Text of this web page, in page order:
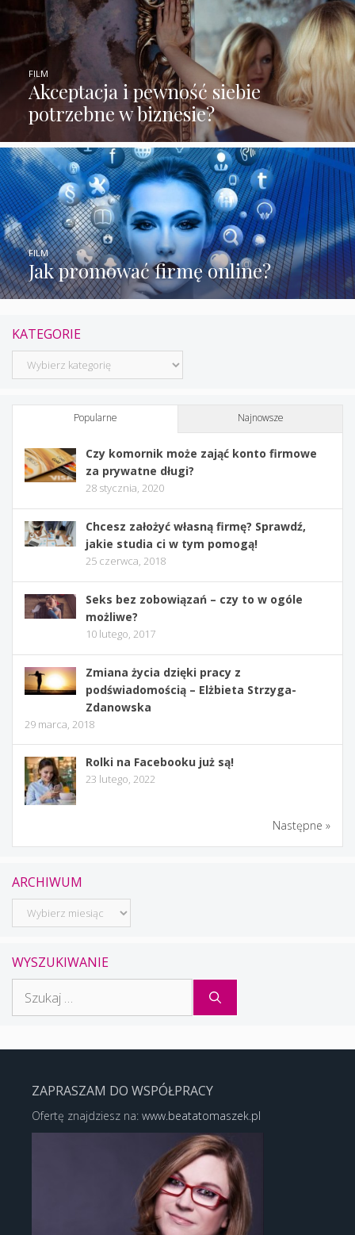
Akceptacja i pewność siebie
potrzebne w biznesie?
FILM
Jak promować firmę online?
FILM
KATEGORIE
Kategorie
Popularne Najnowsze
Czy komornik może zająć konto firmowe
za prywatne długi?
28 stycznia, 2020
Chcesz założyć własną firmę? Sprawdź,
jakie studia ci w tym pomogą!
25 czerwca, 2018
Seks bez zobowiązań – czy to w ogóle
możliwe?
10 lutego, 2017
Zmiana życia dzięki pracy z
podświadomością – Elżbieta Strzyga-
Zdanowska
29 marca, 2018
Rolki na Facebooku już są!
23 lutego, 2022
Następne »
ARCHIWUM
Archiwum
WYSZUKIWANIE
ZAPRASZAM DO WSPÓŁPRACY
Ofertę znajdziesz na: www.beatatomaszek.pl